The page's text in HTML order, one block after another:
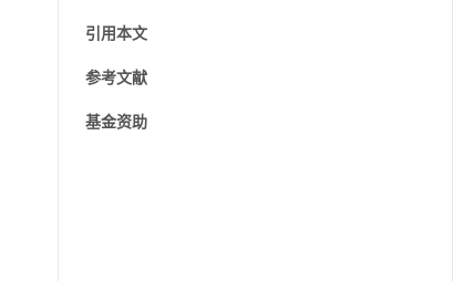
引用本文
参考文献
基金资助